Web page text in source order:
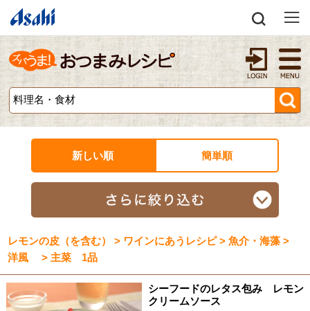
新しい順 簡単順
レモンの皮（を含む） > ワインにあうレシピ > 魚介・海藻 >
洋風 > 主菜 1品
シーフードのレタス包み レモン
クリームソース